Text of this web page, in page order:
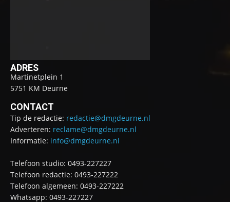
ADRES
Martinetplein 1
5751 KM Deurne
CONTACT
Tip de redactie: redactie@dmgdeurne.nl
Adverteren: reclame@dmgdeurne.nl
Informatie: info@dmgdeurne.nl
Telefoon studio: 0493-227227
Telefoon redactie: 0493-227222
Telefoon algemeen: 0493-227222
Whatsapp: 0493-227227